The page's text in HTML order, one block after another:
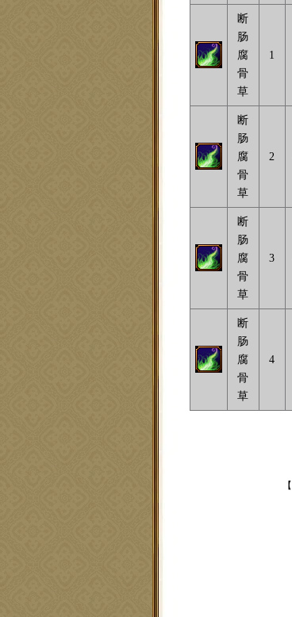
断
肠
腐
骨
草
1
断
肠
腐
骨
草
2
断
肠
腐
骨
草
3
断
肠
腐
骨
草
4
【